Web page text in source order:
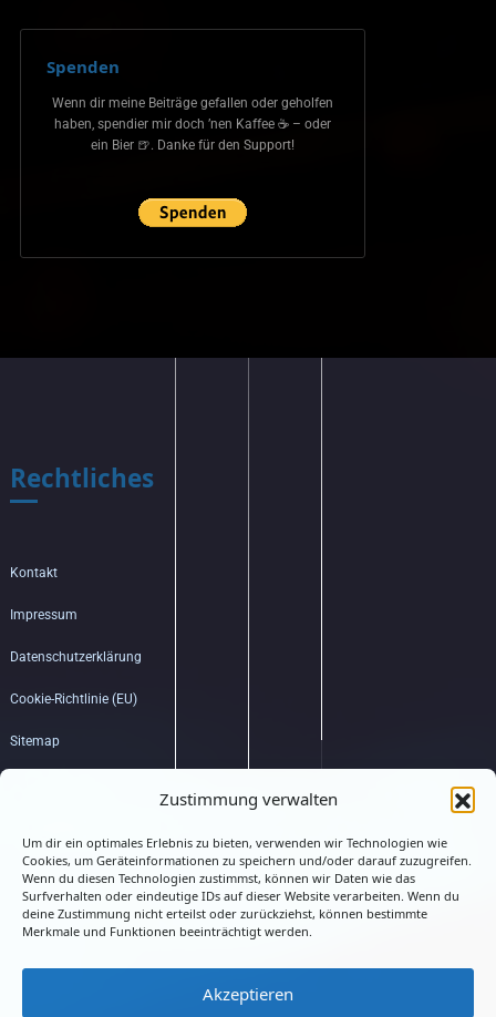
Zustimmung verwalten
Um dir ein optimales Erlebnis zu bieten, verwenden wir Technologien wie
Cookies, um Geräteinformationen zu speichern und/oder darauf zuzugreifen.
Wenn du diesen Technologien zustimmst, können wir Daten wie das
Surfverhalten oder eindeutige IDs auf dieser Website verarbeiten. Wenn du
deine Zustimmung nicht erteilst oder zurückziehst, können bestimmte
Merkmale und Funktionen beeinträchtigt werden.
Akzeptieren
Spenden
Wenn dir meine Beiträge gefallen oder geholfen
haben, spendier mir doch ’nen Kaffee ☕ – oder
ein Bier 🍺. Danke für den Support!
Rechtliches
Kontakt
Impressum
Datenschutzerklärung
Cookie-Richtlinie (EU)
Sitemap
Hub